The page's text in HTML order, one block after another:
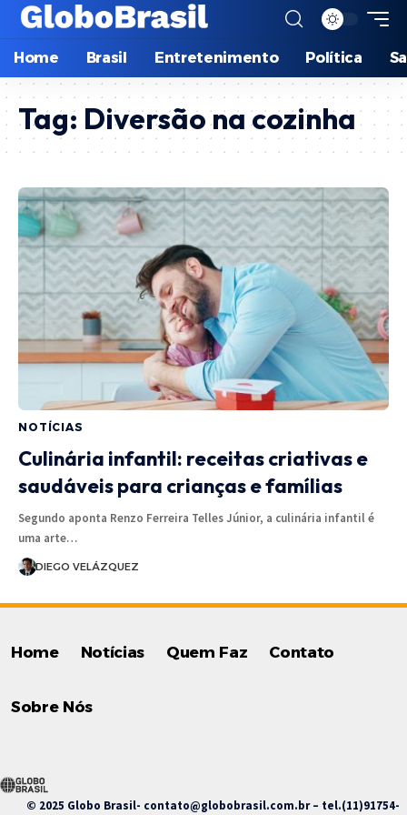
Home Brasil Entretenimento Política
Tag: Diversão na cozinha
NOTÍCIAS
Culinária infantil: receitas criativas e
saudáveis para crianças e famílias
Segundo aponta Renzo Ferreira Telles Júnior, a culinária infantil é
uma arte…
DIEGO VELÁZQUEZ
Home Notícias Quem Faz Contato
Sobre Nós
© 2025 Globo Brasil- contato@globobrasil.com.br– tel.(11)91754-